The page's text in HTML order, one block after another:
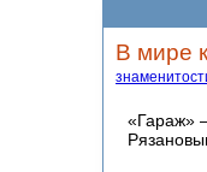
В мире
«Гараж»